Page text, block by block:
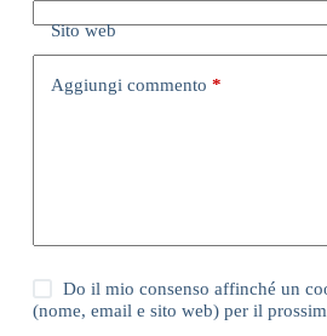
Sito web
Aggiungi commento *
Do il mio consenso affinché un
(nome, email e sito web) per il